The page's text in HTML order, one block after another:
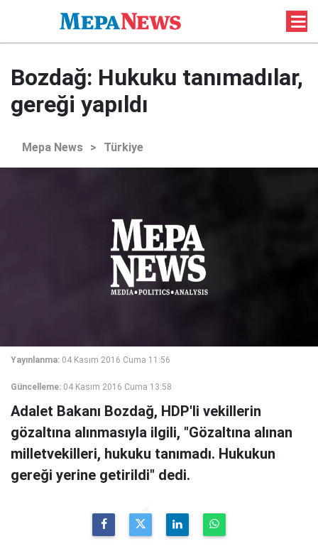
Bozdağ: Hukuku tanımadılar,
gereği yapıldı
Mepa News > Türkiye
Yayınlanma: 04 Kasım 2016 Cuma 11:56
Güncelleme: 04 Kasım 2016 Cuma 13:58
Adalet Bakanı Bozdağ, HDP'li vekillerin
gözaltına alınmasıyla ilgili, "Gözaltına alınan
milletvekilleri, hukuku tanımadı. Hukukun
gereği yerine getirildi" dedi.